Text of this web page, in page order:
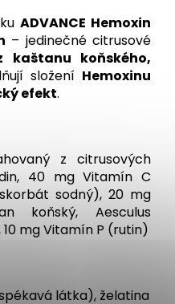
ADVANCE Hemoxin
– jedinečné citrusové
kaštanu koňského,
složení Hemoxinu
efekt.
z citrusových
40 mg Vitamín C
sodný), 20 mg
koňský, Aesculus
mg Vitamín P (rutin)
látka), želatina